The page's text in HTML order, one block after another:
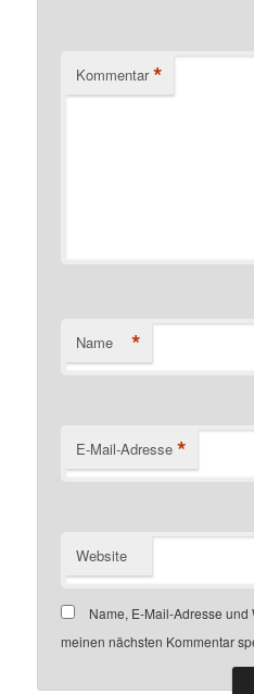
Kommentar *
Name *
E-Mail-Adresse *
Website
Name, E-Mail-Adresse
meinen nächsten Kommentar